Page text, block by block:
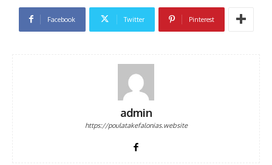
Facebook Twitter Pinterest
admin
https://poulatakefalonias.website